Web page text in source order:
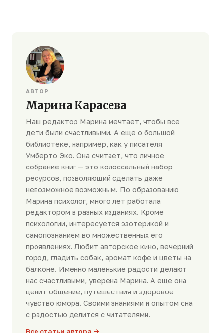
АВТОР
Марина Карасева
Наш редактор Марина мечтает, чтобы все
дети были счастливыми. А еще о большой
библиотеке, например, как у писателя
Умберто Эко. Она считает, что личное
собрание книг — это колоссальный набор
ресурсов, позволяющий сделать даже
невозможное возможным. По образованию
Марина психолог, много лет работала
редактором в разных изданиях. Кроме
психологии, интересуется эзотерикой и
самопознанием во множественных его
проявлениях. Любит авторское кино, вечерний
город, гладить собак, аромат кофе и цветы на
балконе. Именно маленькие радости делают
нас счастливыми, уверена Марина. А еще она
ценит общение, путешествия и здоровое
чувство юмора. Своими знаниями и опытом она
с радостью делится с читателями.
Все статьи автора →